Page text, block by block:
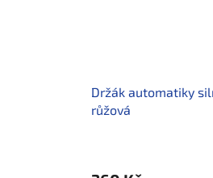
Držák automatiky
růžová